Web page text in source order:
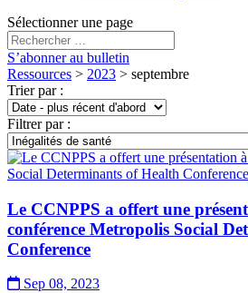
Sélectionner une page
S’abonner au bulletin
Ressources > 2023 > septembre
Trier par :
Filtrer par :
Le CCNPPS a offert une
conférence Metropolis Social
Conference
Sep 08, 2023